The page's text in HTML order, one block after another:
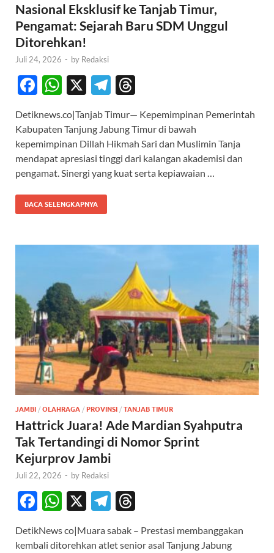
Nasional Eksklusif ke Tanjab Timur,
Pengamat: Sejarah Baru SDM Unggul
Ditorehkan!
Juli 24, 2026 - by Redaksi
F
e
b
o
o
k
W
at
s
A
p
p
X
T
e
gr
a
m
e
a
ds
Detiknews.co|Tanjab Timur— Kepemimpinan Pemerintah
Kabupaten Tanjung Jabung Timur di bawah
kepemimpinan Dillah Hikmah Sari dan Muslimin Tanja
mendapat apresiasi tinggi dari kalangan akademisi dan
pengamat. Sinergi yang kuat serta kepiawaian …
BACA SELENGKAPNYA
JAMBI / OLAHRAGA / PROVINSI / TANJAB TIMUR
Hattrick Juara! Ade Mardian Syahputra
Tak Tertandingi di Nomor Sprint
Kejurprov Jambi
Juli 22, 2026 - by Redaksi
F
e
W
at
X
T
e e
DetikNews co|Muara sabak – Prestasi membanggakan
kembali ditorehkan atlet senior asal Tanjung Jabung